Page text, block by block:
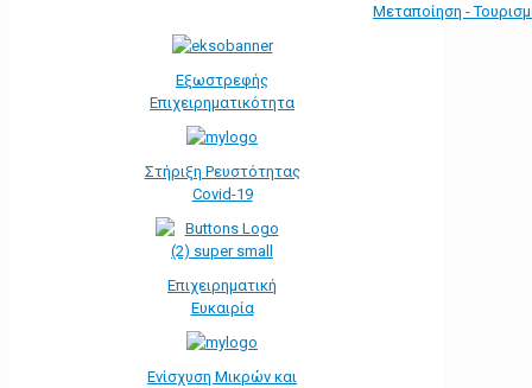
Μεταποίηση -
Εξωστρεφής
Επιχειρηματικότητα
Στήριξη Ρευστότητας
Covid-19
Επιχειρηματική
Ευκαιρία
Ενίσχυση Μικρών και